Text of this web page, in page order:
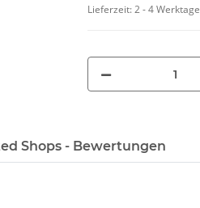
Lieferzeit:2 - 4 Werktage
Shops - Bewertungen